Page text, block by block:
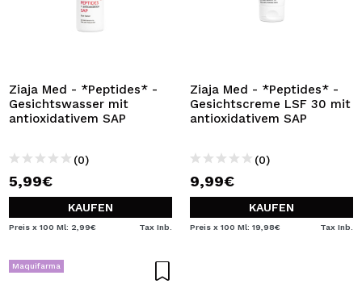
Ziaja Med - *Peptides* -
Gesichtswasser mit
antioxidativem SAP
(0)
5,99€
KAUFEN
Preis x 100 Ml: 2,99€ Tax Inb.
Ziaja Med - *Peptides* -
Gesichtscreme LSF 30 mit
antioxidativem SAP
(0)
9,99€
KAUFEN
Preis x 100 Ml: 19,98€ Tax Inb.
Maquifarma